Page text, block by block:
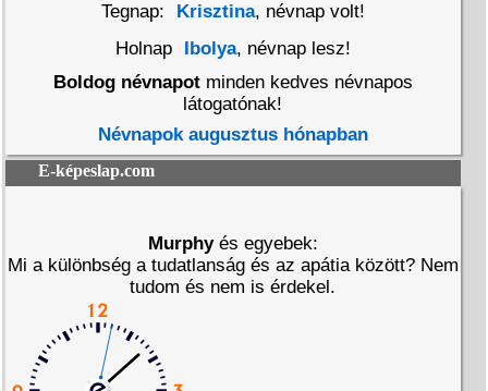
Tegnap:
Krisztina, névnap volt!
Holnap
Ibolya, névnap lesz!
Boldog névnapotminden kedves névnapos
látogatónak!
Névnapok augusztus hónapban
E-képeslap.com
Murphyés egyebek:
Mi a különbség a tudatlanság és az apátia között? Nem
tudom és nem is érdekel.